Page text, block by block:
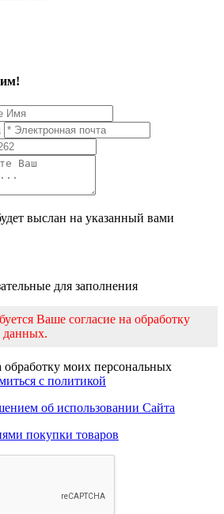
выслан на указанный вами
для заполнения
Ваше согласие на обработку
данных.
обработку моих персональных
с политикой
об использовании Сайта
покупки товаров